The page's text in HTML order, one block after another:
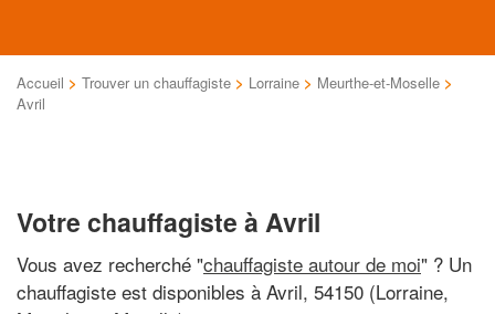
Accueil > Trouver un chauffagiste > Lorraine > Meurthe-et-Moselle >
Avril
Votre chauffagiste à Avril
Vous avez recherché "chauffagiste autour de moi" ? Un
chauffagiste est disponibles à Avril, 54150 (Lorraine,